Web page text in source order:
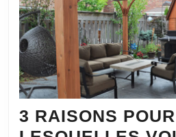
3 RAISONS POUR